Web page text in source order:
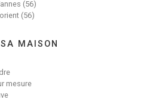
(56)
(56)
MAISON
mesure